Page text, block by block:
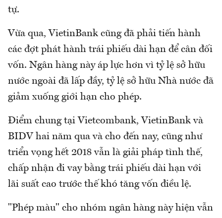
tự.
Vừa qua, VietinBank cũng đã phải tiến hành
các đợt phát hành trái phiếu dài hạn để cân đối
vốn. Ngân hàng này áp lực hơn vì tỷ lệ sở hữu
nước ngoài đã lấp đầy, tỷ lệ sở hữu Nhà nước đã
giảm xuống giới hạn cho phép.
Điểm chung tại Vietcombank, VietinBank và
BIDV hai năm qua và cho đến nay, cũng như
triển vọng hết 2018 vẫn là giải pháp tình thế,
chấp nhận đi vay bằng trái phiếu dài hạn với
lãi suất cao trước thế khó tăng vốn điều lệ.
"Phép màu" cho nhóm ngân hàng này hiện vẫn